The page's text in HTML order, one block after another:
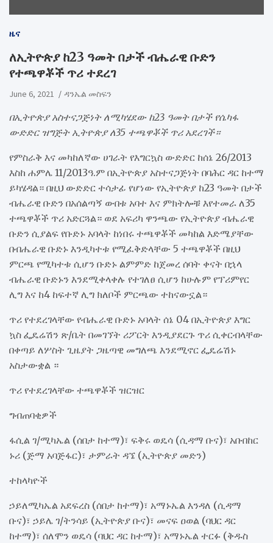
ዜና
ለኢትዮጵያ ከ23 ዓመት በታች ብሔራዊ ቡድን
የተጫዋቾች ጥሪ ተደረገ
June 6, 2021 ዳንኤል መስፍን
በኢትዮጵያ አስተናጋጅነት ለሚካሄደው ከ23 ዓመት በታች የሴካፋ
ውድድር ዝግጅት ኢትዮጵያ ለ35 ተጫዋቾች ጥሪ አደረገች።
የምስራቅ እና መካከለኛው ሀገራት የእግርኳስ ውድድር ከሰኔ 26/2013
እስከ ሐምሌ 11/2013ዓ.ም በኢትዮጵያ አስተናጋጅነት በባሕር ዳር ከተማ
ይካሄዳል። በዚህ ውድድር ተሳታፊ የሆነው የኢትዮጵያ ከ23 ዓመት በታች
ብሔራዊ ቡድን በአሰልጣኝ ውበቱ አባተ እና ምክትሎቹ እየተመራ ለ35
ተጫዋቾች ጥሪ አድርጓል። ወደ አፍሪካ ዋንጫው የኢትዮጵያ ብሔራዊ
ቡድን ሲያልፍ የቡድኑ አባላት ከነበሩ ተጫዋቾች መካከል እድሜያቸው
በብሔራዊ ቡድኑ እንዲካተቱ የሚፈቅድላቸው 5 ተጫዋቾች በዚህ
ምርጫ የሚካተቱ ሲሆን ቡድኑ ልምምድ ከጀመረ ሰባት ቀናት በኋላ
ብሔራዊ ቡድኑን እንደሚቀላቀሉ የተገለፀ ሲሆን ከሁሉም የፕሪምየር
ሊግ እና ከ4 ከፍተኛ ሊግ ክለቦች ምርጫው ተከናውኗል።
ጥሪ የተደረገላቸው የብሔራዊ ቡድኑ አባላት ሰኔ 04 በኢትዮጵያ እግር
ኳስ ፌዴሬሽን ጽ/ቤት በመገኘት ሪፖርት እንዲያደርጉ ጥሪ ሲቀርብላቸው
በቀጣይ ለሦስት ጊዜያት ጋዜጣዊ መግለጫ እንደሚኖር ፌዴሬሽኑ
አስታውቋል ።
ጥሪ የተደረገላቸው ተጫዋቾች ዝርዝር
ግብጠባቂዎች
ፋሲል ገ/ሚካኤል (ሰበታ ከተማ)፣ ፍቅሩ ወዴሳ (ሲዳማ ቡና)፣ አቡበከር
ኑሪ (ጅማ አባጅፋር)፣ ታምራት ዳኜ (ኢትዮጵያ መድን)
ተከላካዮች
ኃይለሚካኤል አደፍረስ (ሰበታ ከተማ)፣ አማኑኤል እንዳለ (ሲዳማ
ቡና)፣ ኃይሌ ገ/ትንሳይ (ኢትዮጵያ ቡና)፣ መናፍ ዐወል (ባህር ዳር
ከተማ)፣ ሰለሞን ወዴሳ (ባህር ዳር ከተማ)፣ አማኑኤል ተርፉ (ቅዱስ